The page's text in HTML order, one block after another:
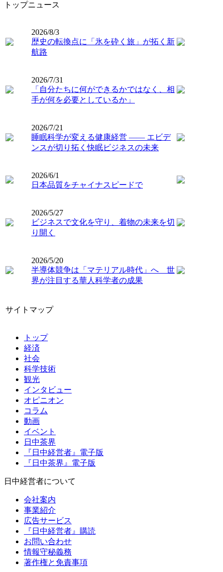
トップニュース
2026/8/3
歴史の転換点に「氷を砕く旅」が拓く新
航路
2026/7/31
「自分たちに何ができるかではなく、相
手が何を必要としているか」
2026/7/21
睡眠科学が変える健康経営 ―― エビデ
ンスが切り拓く快眠ビジネスの未来
2026/6/1
日本品質をチャイナスピードで
2026/5/27
ビジネスで文化を守り、着物の未来を切
り開く
2026/5/20
半導体競争は「マテリアル時代」へ 世
界が注目する華人科学者の成果
サイトマップ
トップ
経済
社会
科学技術
観光
インタビュー
オピニオン
コラム
動画
イベント
日中茶界
『日中経営者』電子版
『日中茶界』電子版
日中経営者について
会社案内
事業紹介
広告サービス
『日中経営者』購読
お問い合わせ
情報守秘義務
著作権と免責事項